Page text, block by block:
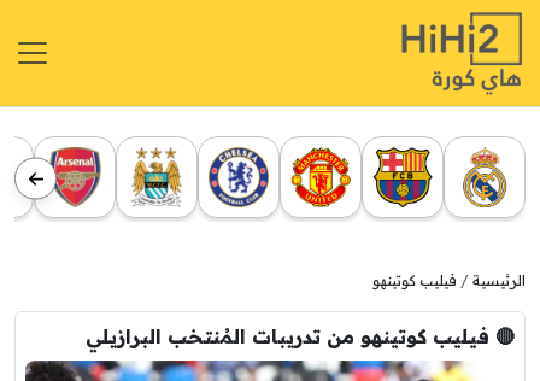
الرئيسية فيليب كوتينهو
🔴 فيليب كوتينهو من تدريبات المُنتخب البرازيلي